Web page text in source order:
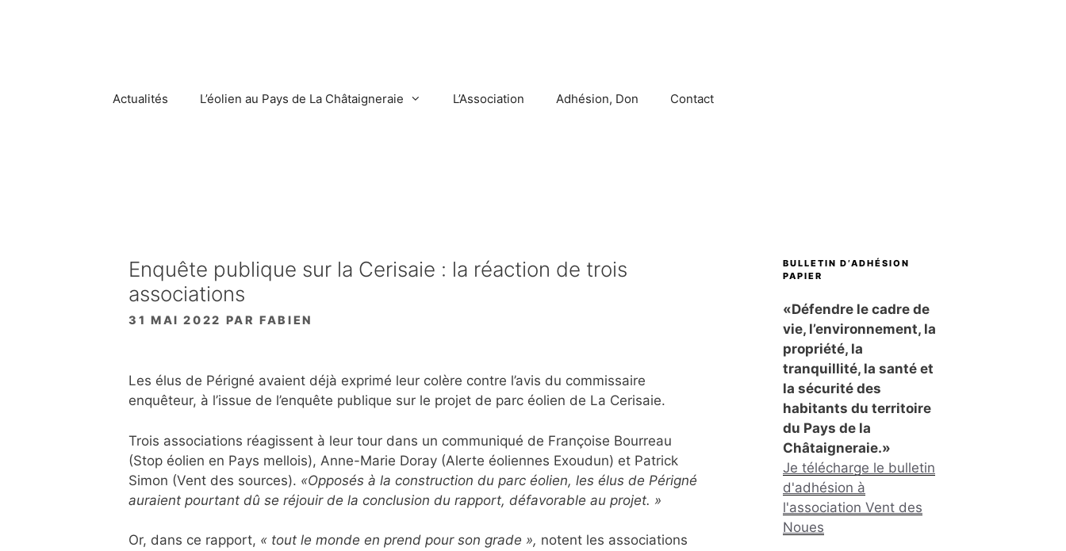
Actualités L’éolien au Pays de La Châtaigneraie L’Association Adhésion, Don Contact
Enquête publique sur la Cerisaie : la réaction de trois
associations
31 MAI 2022 PARFABIEN
Les élus de Périgné avaient déjà exprimé leur colère contre l’avis du commissaire
enquêteur, à l’issue de l’enquête publique sur le projet de parc éolien de La Cerisaie.
Trois associations réagissent à leur tour dans un communiqué de Françoise Bourreau
(Stop éolien en Pays mellois), Anne-Marie Doray (Alerte éoliennes Exoudun) et Patrick
Simon (Vent des sources). «Opposés à la construction du parc éolien, les élus de Périgné
auraient pourtant dû se réjouir de la conclusion du rapport, défavorable au projet. »
Or, dans ce rapport, « tout le monde en prend pour son grade », notent les associations
BULLETIN D’ADHÉSION
PAPIER
«Défendre le cadre de
vie, l’environnement, la
propriété, la
tranquillité, la santé et
la sécurité des
habitants du territoire
du Pays de la
Châtaigneraie.»
Je télécharge le bulletin
d'adhésion à
l'association Vent des
Noues